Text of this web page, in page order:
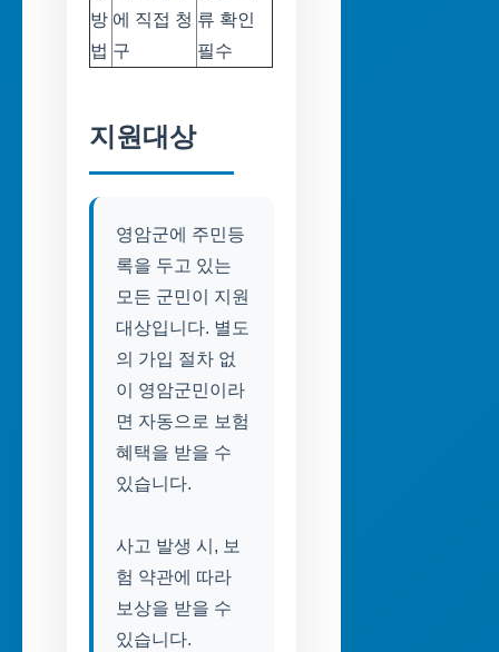
방
법
에 직접 청
구
류 확인
필수
지원대상
영암군에 주민등
록을 두고 있는
모든 군민이 지원
대상입니다. 별도
의 가입 절차 없
이 영암군민이라
면 자동으로 보험
혜택을 받을 수
있습니다.
사고 발생 시, 보
험 약관에 따라
보상을 받을 수
있습니다.